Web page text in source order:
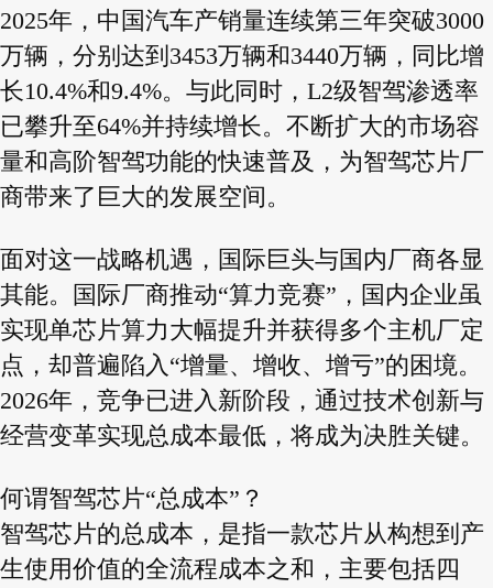
2025年，中国汽车产销量连续第三年突破3000
万辆，分别达到3453万辆和3440万辆，同比增
长10.4%和9.4%。与此同时，L2级智驾渗透率
已攀升至64%并持续增长。不断扩大的市场容
量和高阶智驾功能的快速普及，为智驾芯片厂
商带来了巨大的发展空间。
面对这一战略机遇，国际巨头与国内厂商各显
其能。国际厂商推动“算力竞赛”，国内企业虽
实现单芯片算力大幅提升并获得多个主机厂定
点，却普遍陷入“增量、增收、增亏”的困境。
2026年，竞争已进入新阶段，通过技术创新与
经营变革实现总成本最低，将成为决胜关键。
何谓智驾芯片“总成本”？
智驾芯片的总成本，是指一款芯片从构想到产
生使用价值的全流程成本之和，主要包括四